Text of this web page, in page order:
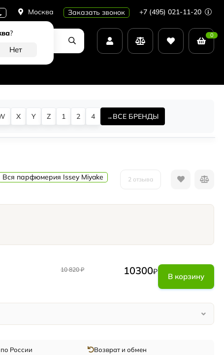
Москва
?
Заказать звонок +7 (495) 021-11-20
0
X Y Z 1 2 4 ВСЕ БРЕНДЫ
Вся парфюмерия Issey Miyake 2 отзыва
10 820₽ 10300₽
В корзину
России
Возврат и обмен